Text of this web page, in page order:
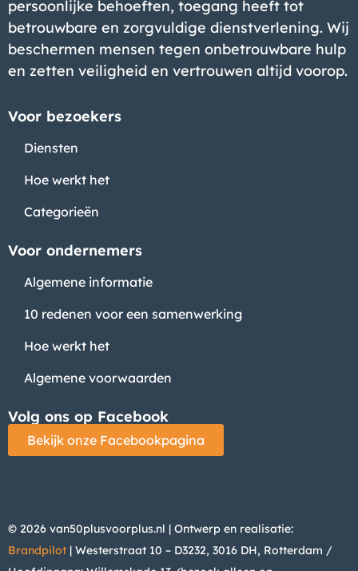
persoonlijke behoeften, toegang heeft tot
betrouwbare en zorgvuldige dienstverlening. Wij
beschermen mensen tegen onbetrouwbare hulp
en zetten veiligheid en vertrouwen altijd voorop.
Voor bezoekers
Diensten
Hoe werkt het
Categorieën
Voor ondernemers
Algemene informatie
10 redenen voor een samenwerking
Hoe werkt het
Algemene voorwaarden
Volg ons op Facebook
Bekijk onze Facebookpagina
© 2026 van50plusvoorplus.nl | Ontwerp en realisatie:
Brandpilot | Westerstraat 10 – D3232, 3016 DH, Rotterdam /